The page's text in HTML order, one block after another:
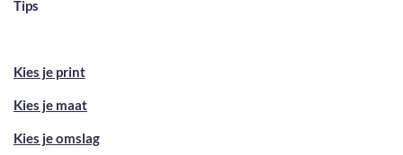
Tips
Kies je print
Kies je maat
Kies je omslag